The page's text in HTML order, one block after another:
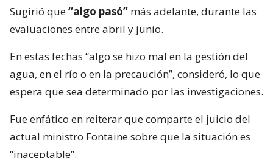
Sugirió que“algo pasó” más adelante, durante las
evaluaciones entre abril y junio.
En estas fechas “algo se hizo mal en la gestión del
agua, en el río o en la precaución”, consideró, lo que
espera que sea determinado por las investigaciones.
Fue enfático en reiterar que comparte el juicio del
actual ministro Fontaine sobre que la situación es
“inaceptable”.